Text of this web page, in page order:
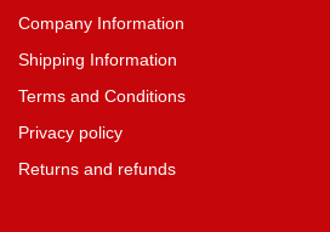
Company Information
Shipping Information
Terms and Conditions
Privacy policy
Returns and refunds